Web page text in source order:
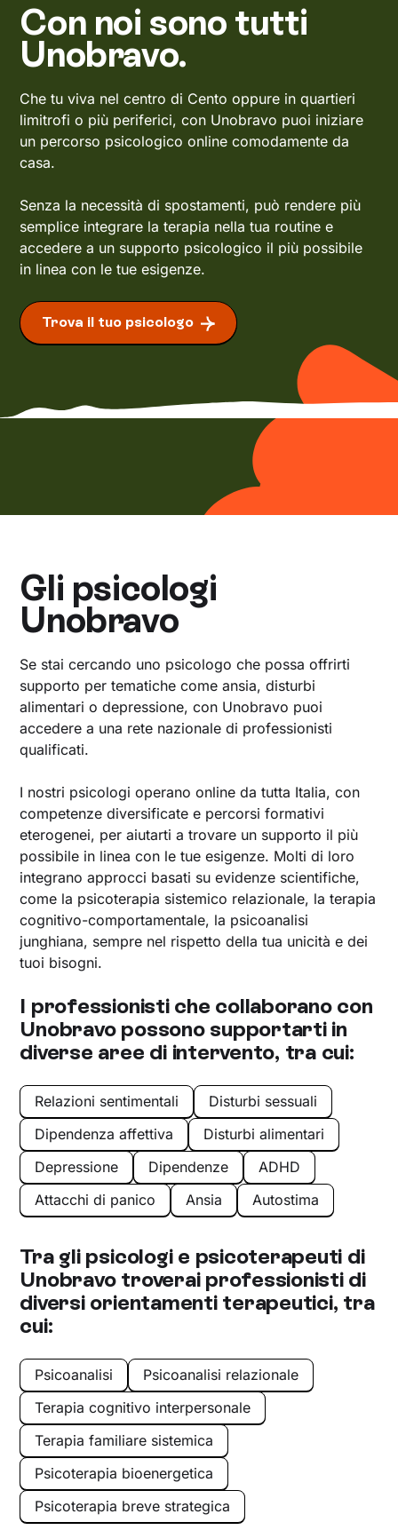
Con noi sono tutti
Unobravo.
Che tu viva nel centro di Cento oppure in quartieri
limitrofi o più periferici, con Unobravo puoi iniziare
un percorso psicologico online comodamente da
casa.
Senza la necessità di spostamenti, può rendere più
semplice integrare la terapia nella tua routine e
accedere a un supporto psicologico il più possibile
in linea con le tue esigenze.
Trova il tuo psicologo
Gli psicologi
Unobravo
Se stai cercando uno psicologo che possa offrirti
supporto per tematiche come ansia, disturbi
alimentari o depressione, con Unobravo puoi
accedere a una rete nazionale di professionisti
qualificati.
I nostri psicologi operano online da tutta Italia, con
competenze diversificate e percorsi formativi
eterogenei, per aiutarti a trovare un supporto il più
possibile in linea con le tue esigenze. Molti di loro
integrano approcci basati su evidenze scientifiche,
come la psicoterapia sistemico relazionale, la terapia
cognitivo-comportamentale, la psicoanalisi
junghiana, sempre nel rispetto della tua unicità e dei
tuoi bisogni.
I professionisti che collaborano con
Unobravo possono supportarti in
diverse aree di intervento, tra cui:
Relazioni sentimentali
Disturbi sessuali
Dipendenza affettiva
Disturbi alimentari
Depressione
Dipendenze
ADHD
Attacchi di panico
Ansia Autostima
Tra gli psicologi e psicoterapeuti di
Unobravo troverai professionisti di
diversi orientamenti terapeutici, tra
cui:
Psicoanalisi
Psicoanalisi relazionale
Terapia cognitivo interpersonale
Terapia familiare sistemica
Psicoterapia bioenergetica
Psicoterapia breve strategica